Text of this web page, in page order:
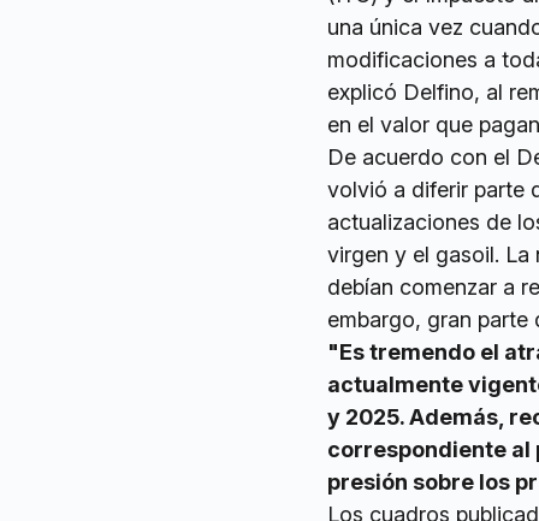
una única vez
modificaciones a
explicó Delfino, al
en el valor que
De acuerdo con el
volvió a diferir parte
actualizaciones de
virgen y el gasoil. La
debían comenzar a
embargo, gran parte
"Es tremendo el
actualmente
y 2025. Además,
correspondiente al
presión sobre los
Los cuadros